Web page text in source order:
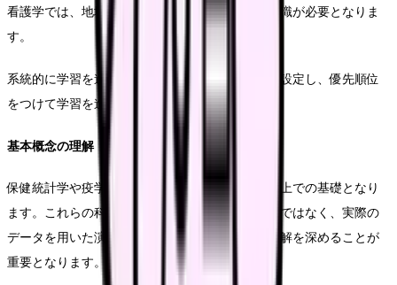
看護学では、地域診断から個別支援まで幅広い知識が必要となりま
す。
系統的に学習を進めるため、科目ごとに重要度を設定し、優先順位
をつけて学習を進めていくことが効果的です。
基本概念の理解
保健統計学や疫学の基本的な概念は、問題を解く上での基礎となり
ます。これらの科目では、単なる計算方法の暗記ではなく、実際の
データを用いた演習を通じて、概念の本質的な理解を深めることが
重要となります。